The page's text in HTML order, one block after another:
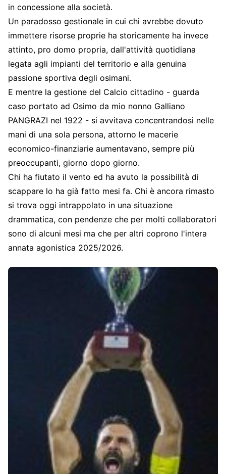
in concessione alla società.
Un paradosso gestionale in cui chi avrebbe dovuto
immettere risorse proprie ha storicamente ha invece
attinto, pro domo propria, dall'attività quotidiana
legata agli impianti del territorio e alla genuina
passione sportiva degli osimani.
E mentre la gestione del Calcio cittadino - guarda
caso portato ad Osimo da mio nonno Galliano
PANGRAZI nel 1922 - si avvitava concentrandosi nelle
mani di una sola persona, attorno le macerie
economico-finanziarie aumentavano, sempre più
preoccupanti, giorno dopo giorno.
Chi ha fiutato il vento ed ha avuto la possibilità di
scappare lo ha già fatto mesi fa. Chi è ancora rimasto
si trova oggi intrappolato in una situazione
drammatica, con pendenze che per molti collaboratori
sono di alcuni mesi ma che per altri coprono l'intera
annata agonistica 2025/2026.